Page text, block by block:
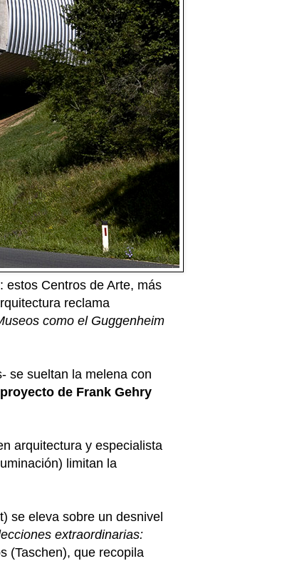
estos Centros de Arte, más
reclama
como el Guggenheim
se sueltan la melena con
de Frank Gehry
arquitectura y especialista
limitan la
se eleva sobre un desnivel
extraordinarias:
(Taschen), que recopila